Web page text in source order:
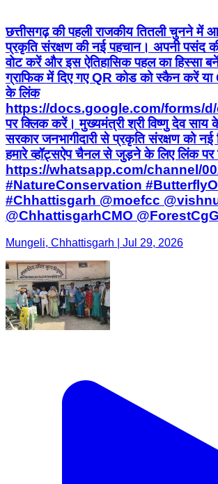
छत्तीसगढ़ की पहली राजकीय तितली चुनने में
प्रकृति संरक्षण की नई पहचान। अपनी पसंद
वोट करें और इस ऐतिहासिक पहल का हिस्सा
ग्राफिक में दिए गए QR कोड को स्कैन करें
के लिंक
https://docs.google.com/forms/
पर क्लिक करें। मुख्यमंत्री श्री विष्णु देव
सरकार जनभागीदारी से प्रकृति संरक्षण को नई
हमारे व्हॉट्सऐप चैनल से जुड़ने के लिए लिंक
https://whatsapp.com/channel/
#NatureConservation
#Chhattisgarh @moefcc
@ChhattisgarhCMO
Mungeli, Chhattisgarh | Jul 29, 2026